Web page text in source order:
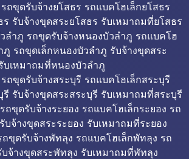
ถขุดรับจ้างยโสธร รถแบคโฮเล็กยโสธร
ร รับจ้างขุดสระยโสธร รับเหมาถมที่ยโสธร
ลำภู รถขุดรับจ้างหนองบัวลำภู รถแบคโฮ
ภู รถขุดเล็กหนองบัวลำภู รับจ้างขุดสระ
บเหมาถมที่หนองบัวลำภู
ถขุดรับจ้างสระบุรี รถแบคโฮเล็กสระบุรี
รี รับจ้างขุดสระสระบุรี รับเหมาถมที่สระบุรี
ถขุดรับจ้างระยอง รถแบคโฮเล็กระยอง รถ
บจ้างขุดสระระยอง รับเหมาถมที่ระยอง
ขุดรับจ้างพัทลุง รถแบคโฮเล็กพัทลุง รถ
จ้างขุดสระพัทลุง รับเหมาถมที่พัทลุง